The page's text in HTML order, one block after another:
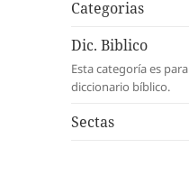
Categorias
Dic. Biblico
Esta categoría es
diccionario bíblico.
Sectas